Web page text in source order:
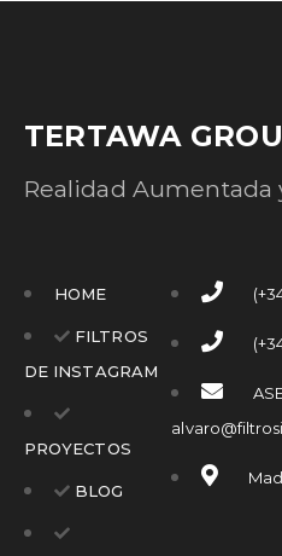
TERTAWA
Realidad Aumentada
HOME
FILTROS
DE INSTAGRAM
PROYECTOS
BLOG